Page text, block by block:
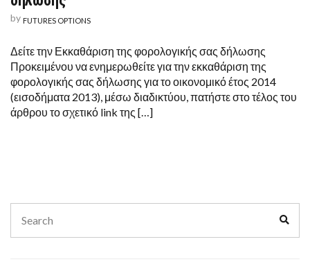
by FUTURES OPTIONS
Δείτε την Εκκαθάριση της φορολογικής σας δήλωσης
Προκειμένου να ενημερωθείτε για την εκκαθάριση της
φορολογικής σας δήλωσης για το οικονομικό έτος 2014
(εισοδήματα 2013), μέσω διαδικτύου, πατήστε στο τέλος του
άρθρου το σχετικό link της […]
for: